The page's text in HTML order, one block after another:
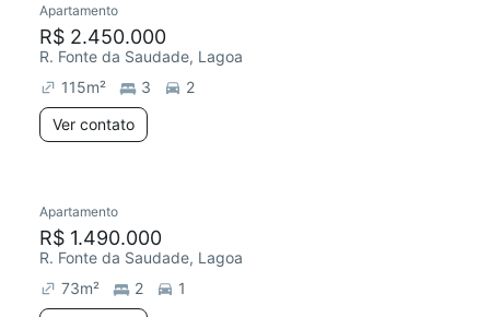
Apartamento
R$ 2.450.000
R. Fonte da Saudade, Lagoa
115m² 3
2
Ver contato
Apartamento
R$ 1.490.000
R. Fonte da Saudade, Lagoa
73m² 2
1